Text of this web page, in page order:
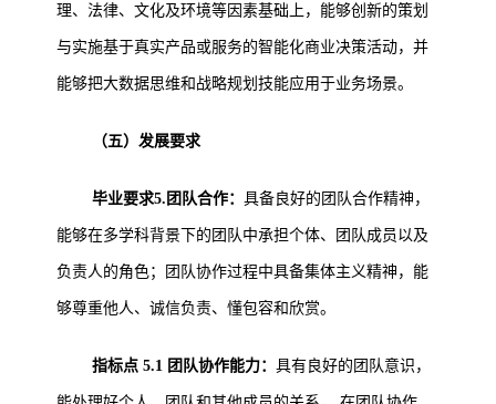
理、法律、文化及环境等因素基础上，能够创新的策划
与实施基于真实产品或服务的智能化商业决策活动，并
能够把大数据思维和战略规划技能应用于业务场景。
（五）发展要求
毕业要求5.团队合作：具备良好的团队合作精神，
能够在多学科背景下的团队中承担个体、团队成员以及
负责人的角色；团队协作过程中具备集体主义精神，能
够尊重他人、诚信负责、懂包容和欣赏。
指标点 5.1 团队协作能力：具有良好的团队意识，